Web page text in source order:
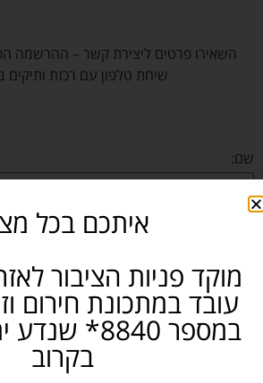
השאירו פרטים ליצירת קשר – ההרשמה
שיחת טלפון עם רכזת ותיקים
שם:
אימייל:
באיזה תחום את/ה מחפש/ת עבודה?
איתכם בכל
מוקד פניות הציבור
עובד במתכונת חירום
במספר 8840*
בקרוב